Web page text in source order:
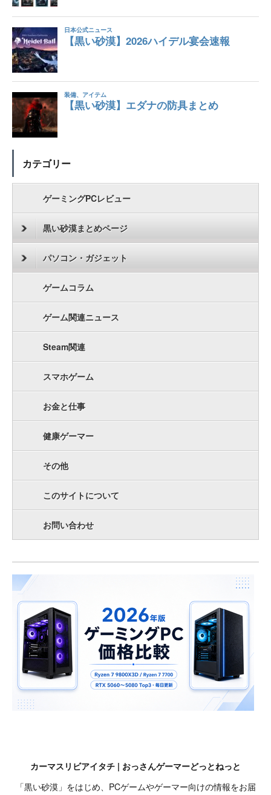
カテゴリー
ゲーミングPCレビュー
黒い砂漠まとめページ
パソコン・ガジェット
ゲームコラム
ゲーム関連ニュース
Steam関連
スマホゲーム
お金と仕事
健康ゲーマー
その他
このサイトについて
お問い合わせ
カーマスリビアイタチ | おっさんゲーマーどっとねっと
「黒い砂漠」をはじめ、PCゲームやゲーマー向けの情報をお届